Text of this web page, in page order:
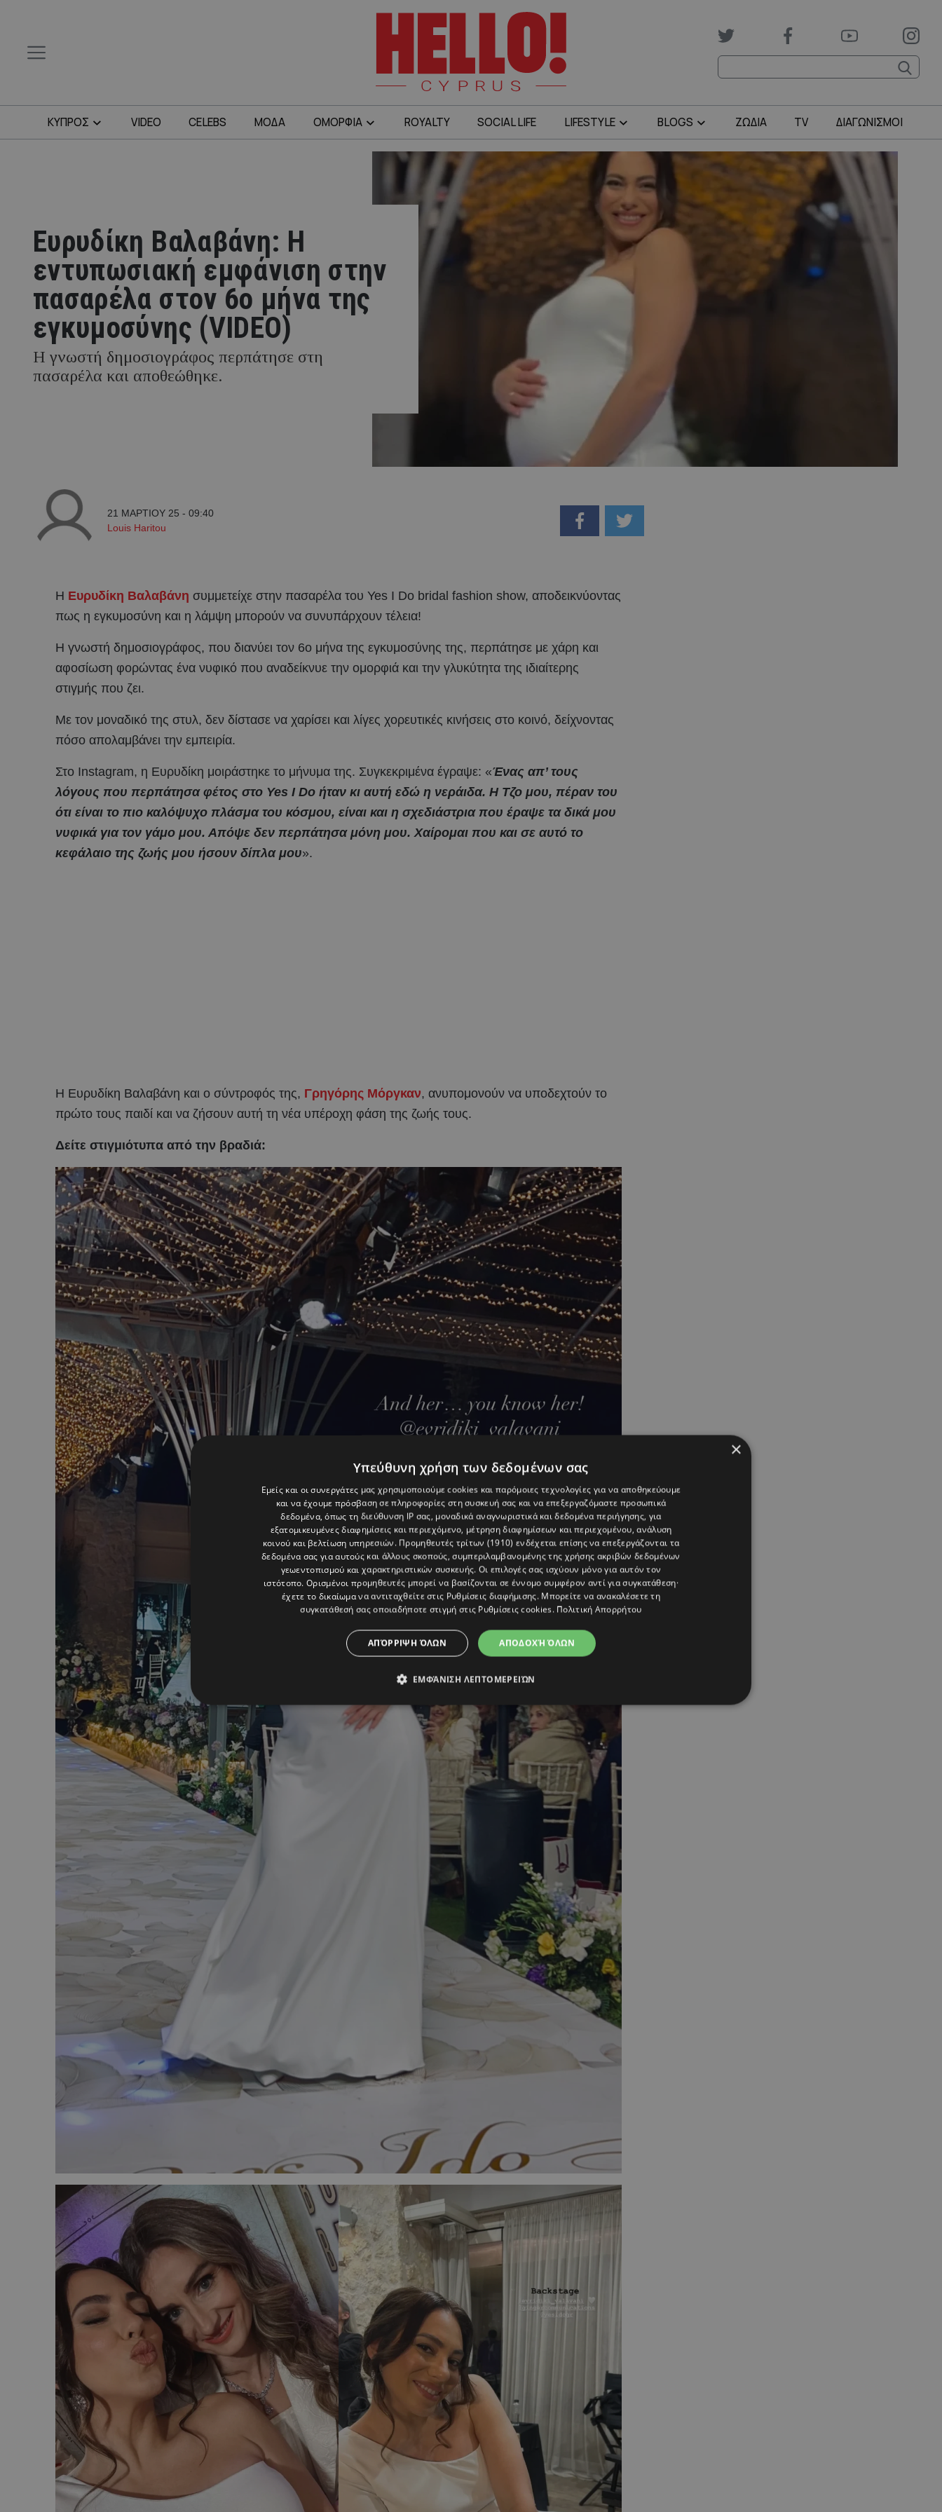
ΚΥΠΡΟΣ VIDEO CELEBS ΜΟΔΑ ΟΜΟΡΦΙΑ ROYALTY SOCIAL LIFE LIFESTYLE BLOGS ΖΩΔΙΑ TV ΔΙΑΓΩΝΙΣΜΟΙ
Ευρυδίκη Βαλαβάνη: Η
εντυπωσιακή εμφάνιση στην
πασαρέλα στον 6ο μήνα της
εγκυμοσύνης (VIDEO)
Η γνωστή δημοσιογράφος περπάτησε στη
πασαρέλα και αποθεώθηκε.
21 ΜΑΡΤΙΟΥ 25 - 09:40
Louis Haritou
Η Ευρυδίκη Βαλαβάνη συμμετείχε στην πασαρέλα του Yes I Do bridal fashion show, αποδεικνύοντας
πως η εγκυμοσύνη και η λάμψη μπορούν να συνυπάρχουν τέλεια!
Η γνωστή δημοσιογράφος, που διανύει τον 6ο μήνα της εγκυμοσύνης της, περπάτησε με χάρη και
αφοσίωση φορώντας ένα νυφικό που αναδείκνυε την ομορφιά και την γλυκύτητα της ιδιαίτερης
στιγμής που ζει.
Με τον μοναδικό της στυλ, δεν δίστασε να χαρίσει και λίγες χορευτικές κινήσεις στο κοινό, δείχνοντας
πόσο απολαμβάνει την εμπειρία.
Στο Instagram, η Ευρυδίκη μοιράστηκε το μήνυμα της. Συγκεκριμένα έγραψε: «Ένας απ’ τους
λόγους που περπάτησα φέτος στο Yes I Do ήταν κι αυτή εδώ η νεράιδα. Η Τζο μου, πέραν του
ότι είναι το πιο καλόψυχο πλάσμα του κόσμου, είναι και η σχεδιάστρια που έραψε τα δικά μου
νυφικά για τον γάμο μου. Απόψε δεν περπάτησα μόνη μου. Χαίρομαι που και σε αυτό το
κεφάλαιο της ζωής μου ήσουν δίπλα μου».
Η Ευρυδίκη Βαλαβάνη και ο σύντροφός της, Γρηγόρης Μόργκαν, ανυπομονούν να υποδεχτούν το
πρώτο τους παιδί και να ζήσουν αυτή τη νέα υπέροχη φάση της ζωής τους.
Δείτε στιγμιότυπα από την βραδιά:
×
Υπεύθυνη χρήση των δεδομένων σας
Εμείς και οι συνεργάτες μας χρησιμοποιούμε cookies και παρόμοιες τεχνολογίες για να αποθηκεύουμε
και να έχουμε πρόσβαση σε πληροφορίες στη συσκευή σας και να επεξεργαζόμαστε προσωπικά
δεδομένα, όπως τη διεύθυνση IP σας, μοναδικά αναγνωριστικά και δεδομένα περιήγησης, για
εξατομικευμένες διαφημίσεις και περιεχόμενο, μέτρηση διαφημίσεων και περιεχομένου, ανάλυση
κοινού και βελτίωση υπηρεσιών. Προμηθευτές τρίτων (1910) ενδέχεται επίσης να επεξεργάζονται τα
δεδομένα σας για αυτούς και άλλους σκοπούς, συμπεριλαμβανομένης της χρήσης ακριβών δεδομένων
γεωεντοπισμού και χαρακτηριστικών συσκευής. Οι επιλογές σας ισχύουν μόνο για αυτόν τον
ιστότοπο. Ορισμένοι προμηθευτές μπορεί να βασίζονται σε έννομο συμφέρον αντί για συγκατάθεση·
έχετε το δικαίωμα να αντιταχθείτε στις Ρυθμίσεις διαφήμισης. Μπορείτε να ανακαλέσετε τη
συγκατάθεσή σας οποιαδήποτε στιγμή στις Ρυθμίσεις cookies. Πολιτική Απορρήτου
ΑΠΟΔΟΧΉ ΌΛΩΝ
ΑΠΌΡΡΙΨΗ ΌΛΩΝ
ΕΜΦΆΝΙΣΗ ΛΕΠΤΟΜΕΡΕΙΏΝ